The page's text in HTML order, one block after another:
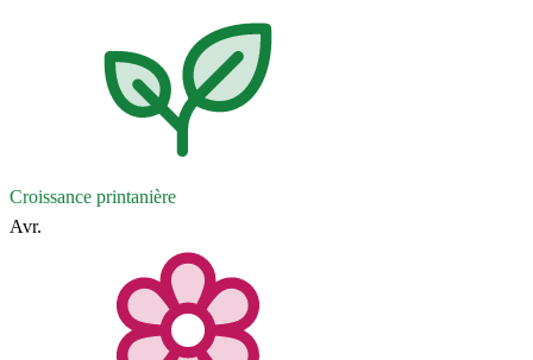
Croissance printanière
Avr.